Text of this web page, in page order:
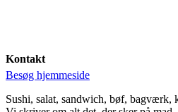
Kontakt
Besøg hjemmeside
Sushi, salat, sandwich, bøf, bagværk,